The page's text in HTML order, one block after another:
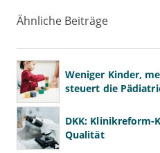
Ähnliche Beiträge
Weniger Kinder,
steuert die
DKK:
Qualität